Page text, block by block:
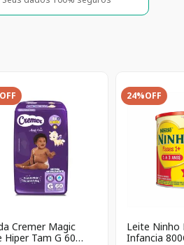
OFF
Cremer Magic
Hiper Tam G 60
24%OFF
Leite Ninho
Infancia